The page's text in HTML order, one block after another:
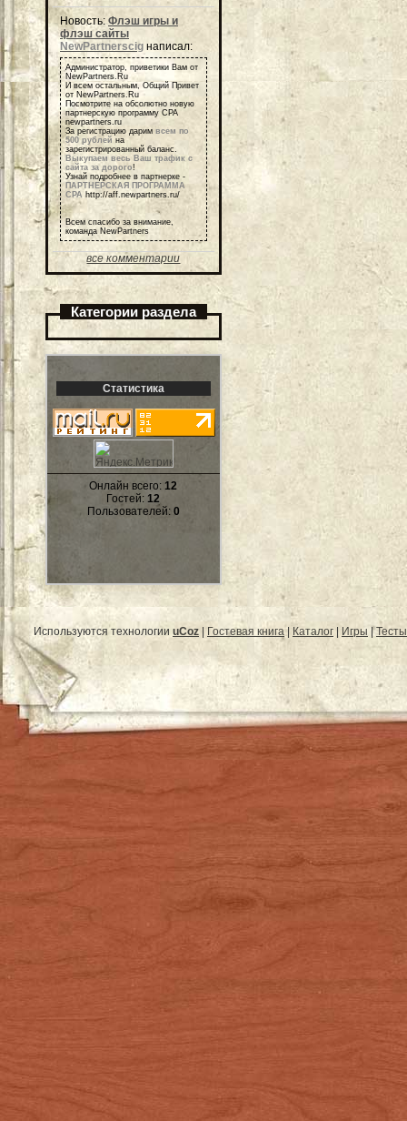
Новость: Флэш игры и
флэш сайты
NewPartnerscig написал:
Администратор, приветики Вам от
NewPartners.Ru
И всем остальным, Общий Привет
от NewPartners.Ru
Посмотрите на обсолютно новую
партнерскую программу СРА
newpartners.ru
За регистрацию дарим всем по
500 рублей на
зарегистрированный баланс.
Выкупаем весь Ваш трафик с
сайта за дорого!
Узнай подробнее в партнерке -
ПАРТНЕРСКАЯ ПРОГРАММА
СРА http://aff.newpartners.ru/
Всем спасибо за внимание,
команда NewPartners
все комментарии
Категории раздела
Статистика
Онлайн всего: 12
Гостей: 12
Пользователей: 0
Используются технологии uCoz | Гостевая книга | Каталог | Игры |Тесты